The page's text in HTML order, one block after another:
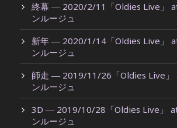
終幕 ― 2020/2/11「Oldies Live」
ンルージュ
新年 ― 2020/1/14「Oldies Live」
ンルージュ
師走 ― 2019/11/26「Oldies Live」
ンルージュ
3D ― 2019/10/28「Oldies Live」
ンルージュ